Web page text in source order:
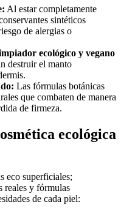
Al estar completamente
sintéticos
de alergias o
ecológico y vegano
destruir el manto
Las fórmulas botánicas
que combaten de manera
de firmeza.
ecológica
eco superficiales;
reales y fórmulas
de cada piel: